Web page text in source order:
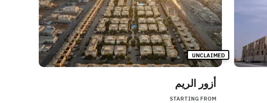
UNCLAIMED
أزور الريم
STARTING FROM